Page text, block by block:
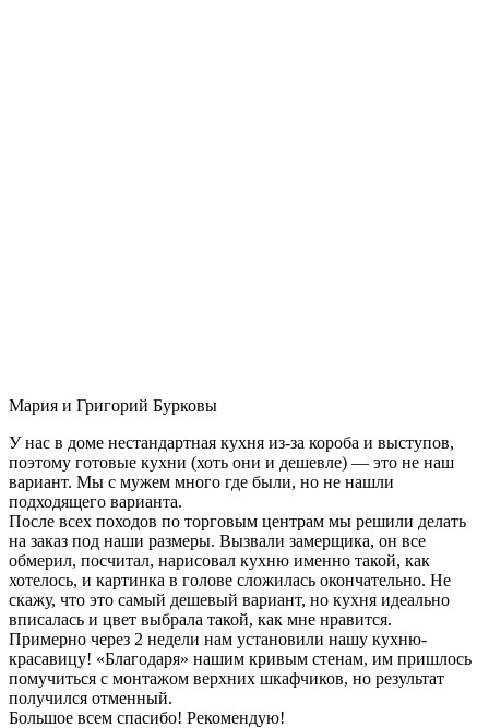
Мария и Григорий Бурковы
У нас в доме нестандартная кухня из-за короба и выступов,
поэтому готовые кухни (хоть они и дешевле) — это не наш
вариант. Мы с мужем много где были, но не нашли
подходящего варианта.
После всех походов по торговым центрам мы решили делать
на заказ под наши размеры. Вызвали замерщика, он все
обмерил, посчитал, нарисовал кухню именно такой, как
хотелось, и картинка в голове сложилась окончательно. Не
скажу, что это самый дешевый вариант, но кухня идеально
вписалась и цвет выбрала такой, как мне нравится.
Примерно через 2 недели нам установили нашу кухню-
красавицу! «Благодаря» нашим кривым стенам, им пришлось
помучиться с монтажом верхних шкафчиков, но результат
получился отменный.
Большое всем спасибо! Рекомендую!